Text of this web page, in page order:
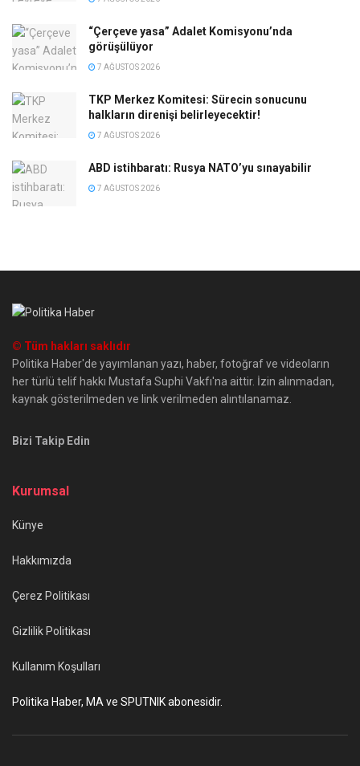
“Çerçeve yasa” Adalet Komisyonu’nda
görüşülüyor
7 AĞUSTOS 2026
TKP Merkez Komitesi: Sürecin sonucunu
halkların direnişi belirleyecektir!
7 AĞUSTOS 2026
ABD istihbaratı: Rusya NATO’yu sınayabilir
7 AĞUSTOS 2026
© Tüm hakları saklıdır
Politika Haber'de yayımlanan yazı, haber, fotoğraf ve videoların
her türlü telif hakkı Mustafa Suphi Vakfı'na aittir. İzin alınmadan,
kaynak gösterilmeden ve link verilmeden alıntılanamaz.
Bizi Takip Edin
Kurumsal
Künye
Hakkımızda
Çerez Politikası
Gizlilik Politikası
Kullanım Koşulları
Politika Haber, MA ve SPUTNIK abonesidir.